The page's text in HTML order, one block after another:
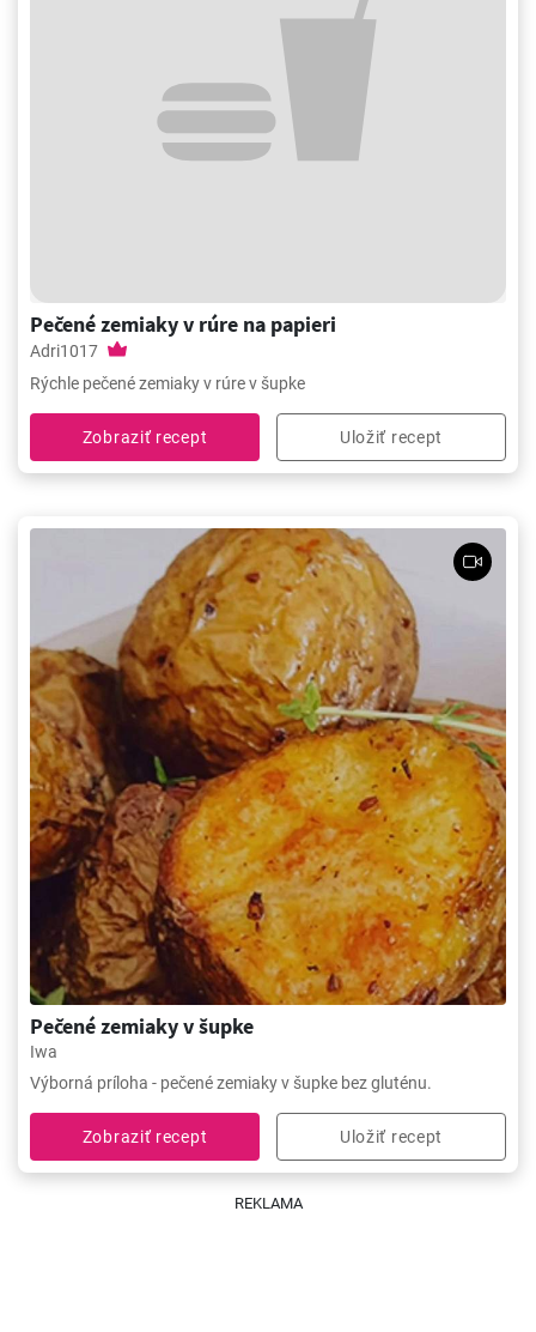
Pečené zemiaky v rúre na papieri
Adri1017
Rýchle pečené zemiaky v rúre v šupke
Zobraziť recept Uložiť recept
Pečené zemiaky v šupke
Iwa
Výborná príloha - pečené zemiaky v šupke bez gluténu.
Zobraziť recept Uložiť recept
REKLAMA